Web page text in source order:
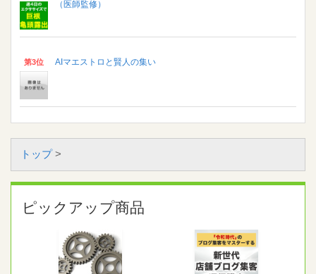
（医師監修）
第3位 AIマエストロと賢人の集い
トップ>
ピックアップ商品